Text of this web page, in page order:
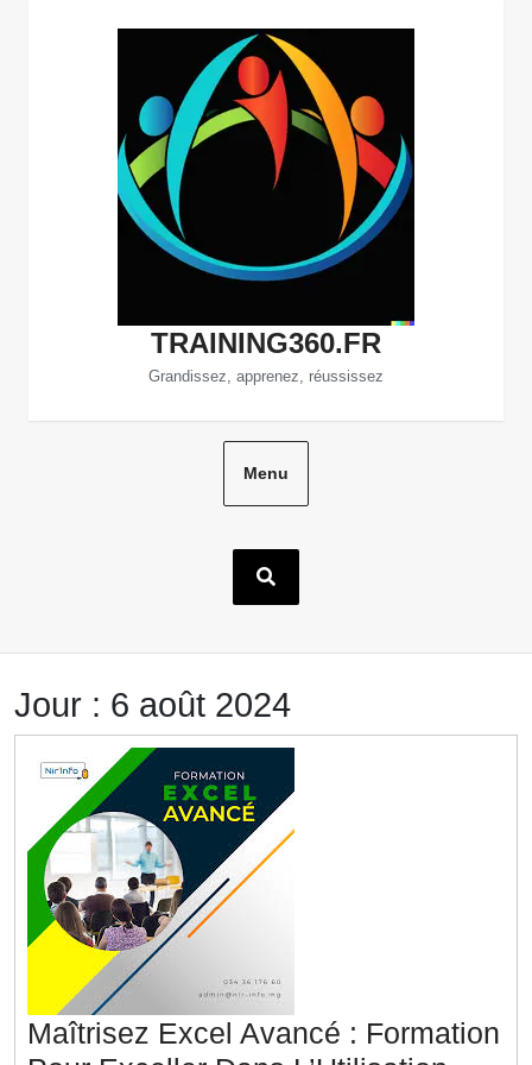
TRAINING360.FR
Grandissez, apprenez, réussissez
Menu
Jour : 6 août 2024
Maîtrisez Excel Avancé : Formation